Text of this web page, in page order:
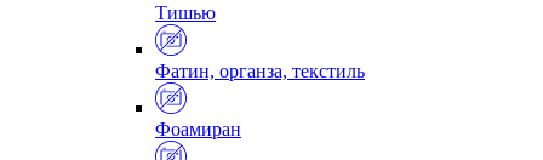
Тишью
Фатин, органза, текстиль
Фоамиран